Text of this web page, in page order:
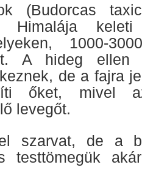
(Budorcas
Himalája
1000-
A hideg ellen
de a fajra
őket, mivel
levegőt.
szarvat, de a
testtömegük